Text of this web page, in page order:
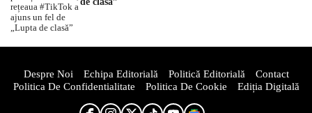
Despre Noi Echipa Editorială Politică Editorială
Contact
Politica De Confidentialitate
Politica De Cookie Ediția Digitală